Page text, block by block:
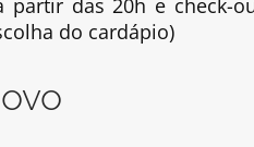
do cardápio)